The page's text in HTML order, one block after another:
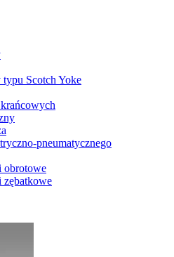
typu Scotch Yoke
pneumatycznego
obrotowe
zębatkowe